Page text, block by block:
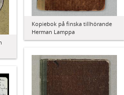
Kopiebok på finska tillhörande
Herman Lamppa